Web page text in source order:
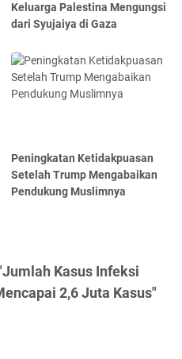
Keluarga Palestina Mengungsi
dari Syujaiya di Gaza
Peningkatan Ketidakpuasan
Setelah Trump Mengabaikan
Pendukung Muslimnya
Kasus Infeksi
2,6 Juta Kasus"